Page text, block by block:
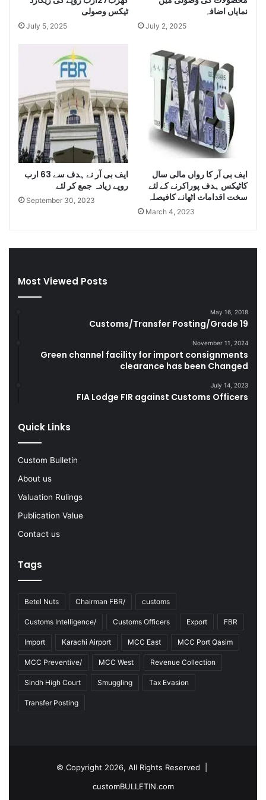
Q
t
y
o
f
S
m
u
g
i
r
e
g
2
0
2
-
3
ٹیکس وصولی
July 5, 2025
نمایاں اضافہ
July 2, 2025
ایف بی آر نے ہدف سے 63 ارب
روپے زیادہ جمع کر لئے
September 30, 2023
ایف بی آر کا رواں مالی سال
کاٹیکس ہدف پوراکرنے کے لئے
سخت اقدامات اٹھانے کافیصلہ
March 4, 2023
Most Viewed Posts
May 16, 2018
Customs/Transfer Posting/Grade 19
November 11, 2024
Green channel facility for import consignments
clearance has been Changed
July 14, 2023
FIA Lodge FIR against Customs Officers
Quick Links
Custom Bulletin
About us
Valuation Rulings
Publication Value
Contact us
Tags
Betel Nuts Chairman FBR/ customs
Customs Intelligence/ Customs Officers Export FBR
Import Karachi Airport MCC East MCC Port Qasim
MCC Preventive/ MCC West Revenue Collection
Sindh High Court Smuggling Tax Evasion
Transfer Posting
© Copyright 2026, All Rights Reserved |
customBULLETIN.com